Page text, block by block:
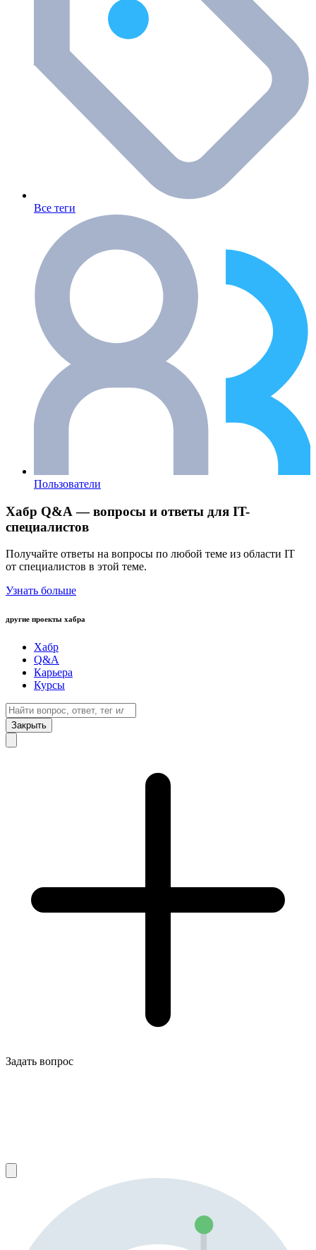
Все теги
Пользователи
Хабр Q&A — вопросы и ответы для IT-
специалистов
Получайте ответы на вопросы по любой теме из области IT
от специалистов в этой теме.
Узнать больше
другие проекты хабра
Хабр
Q&A
Карьера
Курсы
Закрыть
Задать вопрос